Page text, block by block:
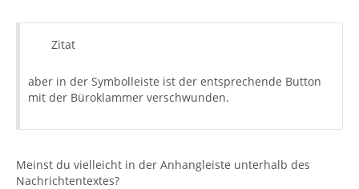
Zitat
aber in der Symbolleiste ist der entsprechende Button
mit der Büroklammer verschwunden.
Meinst du vielleicht in der Anhangleiste unterhalb des
Nachrichtentextes?